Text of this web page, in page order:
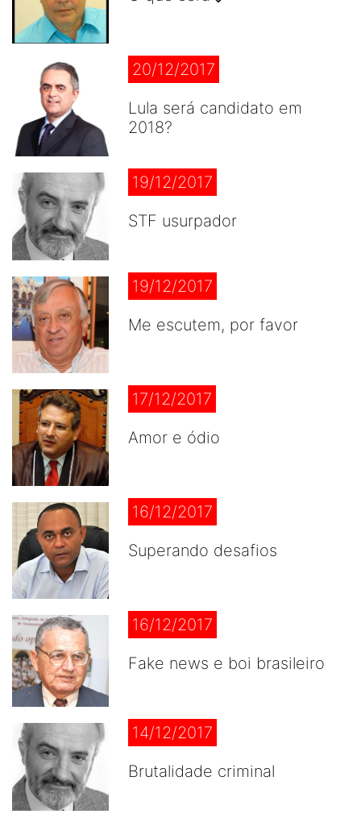
20/12/2017
Lula será candidato em
2018?
19/12/2017
STF usurpador
19/12/2017
Me escutem, por favor
17/12/2017
Amor e ódio
16/12/2017
Superando desafios
16/12/2017
Fake news e boi brasileiro
14/12/2017
Brutalidade criminal